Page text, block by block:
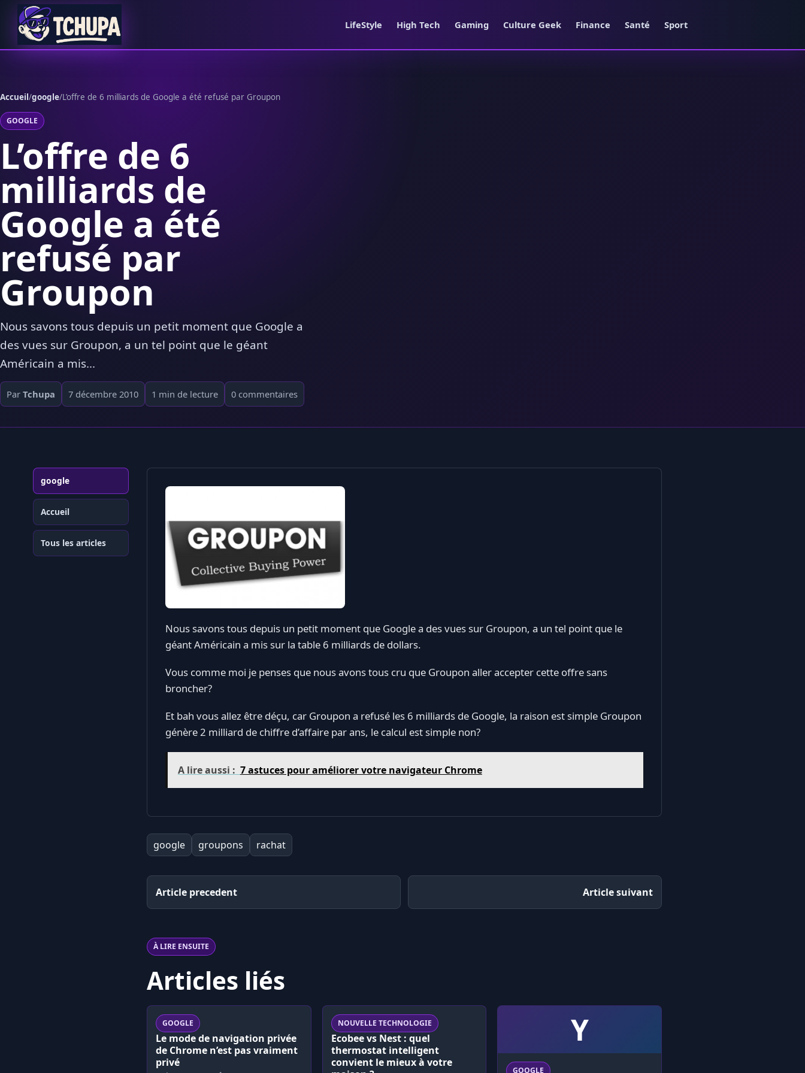
Aller au contenu
LifeStyle High Tech Gaming Culture Geek Finance Santé Sport
Accueil/google/L’offre de 6 milliards de Google a été refusé par Groupon
GOOGLE
L’offre de 6
milliards de
Google a été
refusé par
Groupon
Nous savons tous depuis un petit moment que Google a
des vues sur Groupon, a un tel point que le géant
Américain a mis...
Par Tchupa 7 décembre 2010 1 min de lecture 0 commentaires
google
Accueil
Tous les articles
Nous savons tous depuis un petit moment que Google a des vues sur Groupon, a un tel point que le
géant Américain a mis sur la table 6 milliards de dollars.
Vous comme moi je penses que nous avons tous cru que Groupon aller accepter cette offre sans
broncher?
Et bah vous allez être déçu, car Groupon a refusé les 6 milliards de Google, la raison est simple Groupon
génère 2 milliard de chiffre d’affaire par ans, le calcul est simple non?
A lire aussi : 7 astuces pour améliorer votre navigateur Chrome
google groupons rachat
Article precedent Article suivant
À LIRE ENSUITE
Articles liés
GOOGLE
Le mode de navigation privée
de Chrome n’est pas vraiment
privé
NOUVELLE TECHNOLOGIE
Ecobee vs Nest : quel
thermostat intelligent
convient le mieux à votre
Y
GOOGLE